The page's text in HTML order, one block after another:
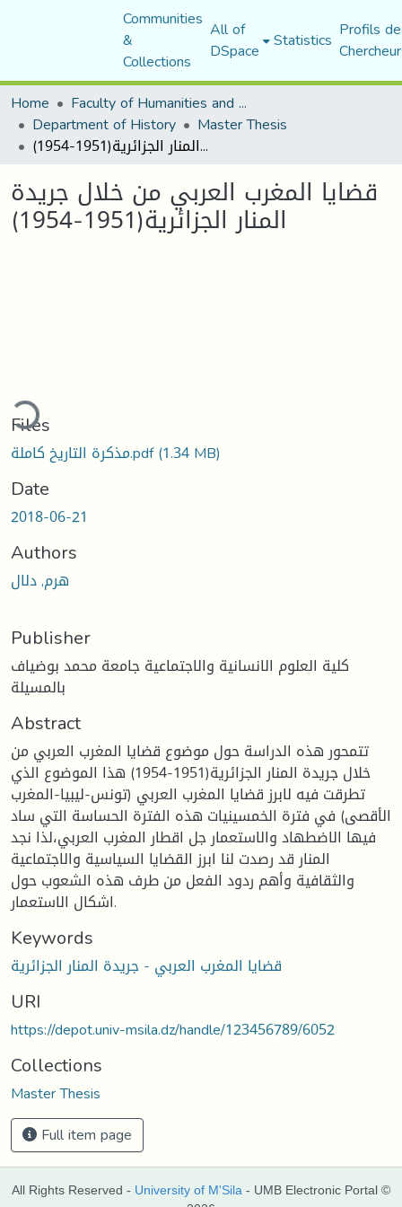
Communities
&
Collections
All of
DSpace Statistics Profils
Home
Faculty of Humanities and Social Sciences
Department of History Master Thesis
قضايا المغرب العربي من خلال جريدة المنار الجزائرية(1951-1954)
قضايا المغرب العربي من خلال جريدة
المنار الجزائرية(1951-1954)
Files
مذكرة التاريخ كاملة.pdf(1.34 MB)
Date
2018-06-21
Authors
هرم, دلال
Publisher
كلية العلوم الانسانية والاجتماعية جامعة محمد بوضياف
بالمسيلة
Abstract
تتمحور هذه الدراسة حول موضوع قضايا المغرب العربي من
خلال جريدة المنار الجزائرية(1951-1954) هذا الموضوع الذي
تطرقت فيه لابرز قضايا المغرب العربي (تونس-ليبيا-المغرب
الأقصى) في فترة الخمسينيات هذه الفترة الحساسة التي ساد
فيها الاضطهاد والاستعمار جل اقطار المغرب العربي،لذا نجد
المنار قد رصدت لنا ابرز القضايا السياسية والاجتماعية
والثقافية وأهم ردود الفعل من طرف هذه الشعوب حول
اشكال الاستعمار.
Keywords
قضايا المغرب العربي - جريدة المنار الجزائرية
URI
https://depot.univ-msila.dz/handle/123456789/6052
Collections
Master Thesis
Full item page
All Rights Reserved - University of M'Sila - UMB Electronic Portal ©